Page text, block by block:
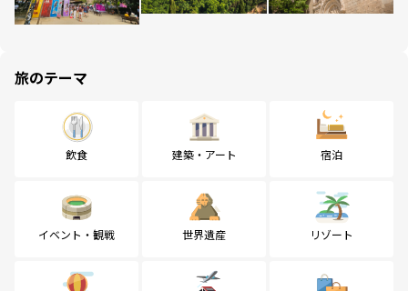
旅のテーマ
飲食 建築・アート 宿泊
イベント・観戦 世界遺産 リゾート